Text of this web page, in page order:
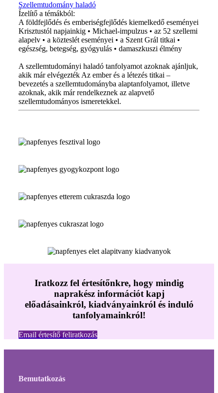
Szellemtudomány haladó
Ízelítő a témákból:
A földfejlődés és emberiségfejlődés kiemelkedő eseményei
Krisztustól napjainkig • Michael-impulzus • az 52 szellemi
alapelv • a közteslét eseményei • a Szent Grál titkai •
egészség, betegség, gyógyulás • damaszkuszi élmény
A szellemtudományi haladó tanfolyamot azoknak ajánljuk,
akik már elvégezték Az ember és a létezés titkai –
bevezetés a szellemtudományba alaptanfolyamot, illetve
azoknak, akik már rendelkeznek az alapvető
szellemtudományos ismeretekkel.
Iratkozz fel értesítőnkre, hogy mindig
naprakész információt kapj
előadásainkról, kiadványainkról és induló
tanfolyamainkról!
Email értesítő feliratkozás
Bemutatkozás